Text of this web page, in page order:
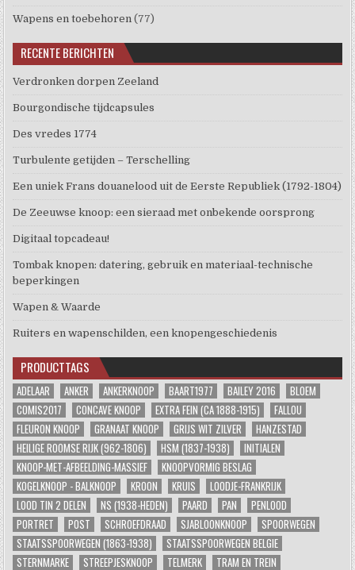
Wapens en toebehoren (77)
RECENTE BERICHTEN
Verdronken dorpen Zeeland
Bourgondische tijdcapsules
Des vredes 1774
Turbulente getijden – Terschelling
Een uniek Frans douanelood uit de Eerste Republiek (1792-1804)
De Zeeuwse knoop: een sieraad met onbekende oorsprong
Digitaal topcadeau!
Tombak knopen: datering, gebruik en materiaal-technische
beperkingen
Wapen & Waarde
Ruiters en wapenschilden, een knopengeschiedenis
PRODUCTTAGS
ADELAAR ANKER ANKERKNOOP BAART1977 BAILEY 2016
BLOEM
COMIS2017
CONCAVE KNOOP EXTRA FEIN (CA 1888-1915)
FALLOU
FLEURON KNOOP
GRANAAT KNOOP GRIJS WIT ZILVER
HANZESTAD
HEILIGE ROOMSE RIJK (962-1806)
HSM (1837-1938)
INITIALEN
KNOOP-MET-AFBEELDING-MASSIEF
KNOOPVORMIG BESLAG
KOGELKNOOP - BALKNOOP
KROON KRUIS
LOODJE-FRANKRIJK
LOOD TIN 2 DELEN
NS (1938-HEDEN) PAARD PAN
PENLOOD
PORTRET
POST SCHROEFDRAAD SJABLOONKNOOP
SPOORWEGEN
STAATSSPOORWEGEN (1863-1938)
STAATSSPOORWEGEN BELGIE
STERNMARKE
STREEPJESKNOOP TELMERK TRAM EN TREIN